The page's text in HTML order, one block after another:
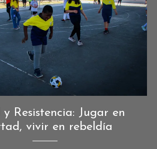
Crónicas
de
Resistencia: Jugar en
vivir en rebeldía